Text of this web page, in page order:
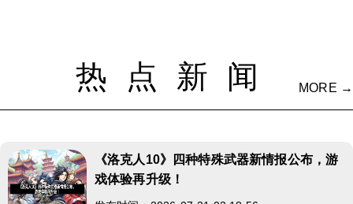
热点新闻 MORE →
《洛克人10》四种特殊武器新情报公布，游
戏体验再升级！